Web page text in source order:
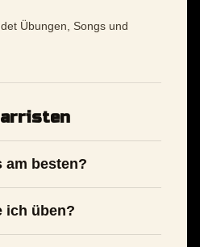
Übungen, Songs und
am besten?
ich üben?